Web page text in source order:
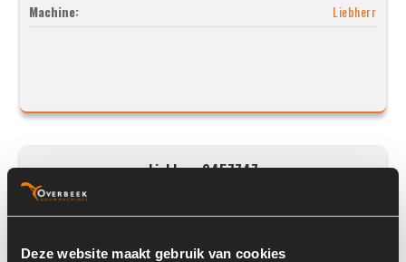
Deze website maakt gebruik van cookies
Machine:
Liebherr
Liebherr 9457747